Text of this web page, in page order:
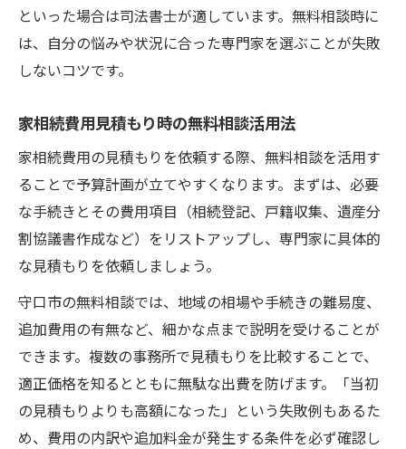
といった場合は司法書士が適しています。無料相談時に
は、自分の悩みや状況に合った専門家を選ぶことが失敗
しないコツです。
家相続費用見積もり時の無料相談活用法
家相続費用の見積もりを依頼する際、無料相談を活用す
ることで予算計画が立てやすくなります。まずは、必要
な手続きとその費用項目（相続登記、戸籍収集、遺産分
割協議書作成など）をリストアップし、専門家に具体的
な見積もりを依頼しましょう。
守口市の無料相談では、地域の相場や手続きの難易度、
追加費用の有無など、細かな点まで説明を受けることが
できます。複数の事務所で見積もりを比較することで、
適正価格を知るとともに無駄な出費を防げます。「当初
の見積もりよりも高額になった」という失敗例もあるた
め、費用の内訳や追加料金が発生する条件を必ず確認し